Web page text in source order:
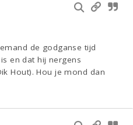
de godganse tijd
en dat hij nergens
Hout). Hou je mond dan